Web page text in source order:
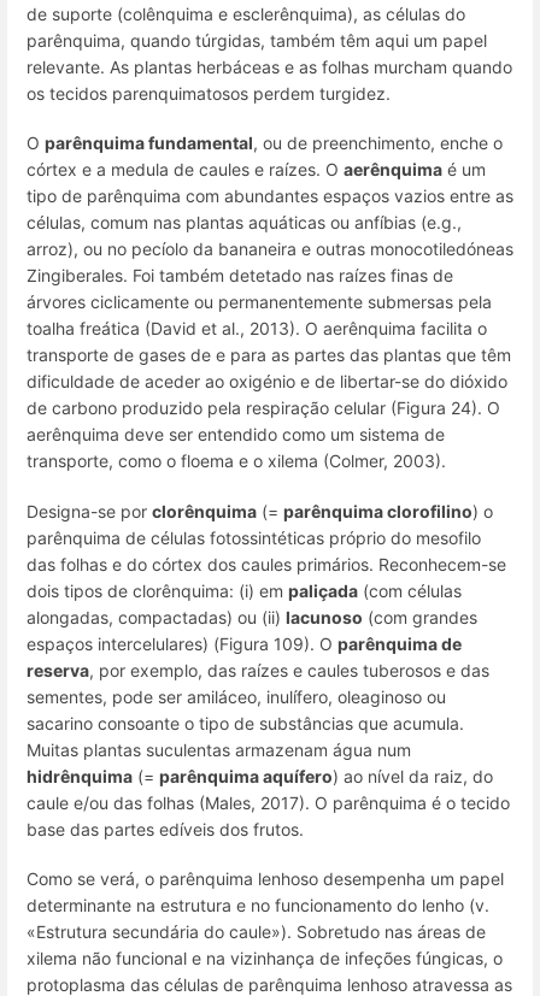
de suporte (colênquima e esclerênquima), as células do
parênquima, quando túrgidas, também têm aqui um papel
relevante. As plantas herbáceas e as folhas murcham quando
os tecidos parenquimatosos perdem turgidez.
O parênquima fundamental, ou de preenchimento, enche o
córtex e a medula de caules e raízes. O aerênquima é um
tipo de parênquima com abundantes espaços vazios entre as
células, comum nas plantas aquáticas ou anfíbias (e.g.,
arroz), ou no pecíolo da bananeira e outras monocotiledóneas
Zingiberales. Foi também detetado nas raízes finas de
árvores ciclicamente ou permanentemente submersas pela
toalha freática (David et al., 2013). O aerênquima facilita o
transporte de gases de e para as partes das plantas que têm
dificuldade de aceder ao oxigénio e de libertar-se do dióxido
de carbono produzido pela respiração celular (Figura 24). O
aerênquima deve ser entendido como um sistema de
transporte, como o floema e o xilema (Colmer, 2003).
Designa-se por clorênquima (= parênquima clorofilino) o
parênquima de células fotossintéticas próprio do mesofilo
das folhas e do córtex dos caules primários. Reconhecem-se
dois tipos de clorênquima: (i) em paliçada (com células
alongadas, compactadas) ou (ii) lacunoso (com grandes
espaços intercelulares) (Figura 109). O parênquima de
reserva, por exemplo, das raízes e caules tuberosos e das
sementes, pode ser amiláceo, inulífero, oleaginoso ou
sacarino consoante o tipo de substâncias que acumula.
Muitas plantas suculentas armazenam água num
hidrênquima (= parênquima aquífero) ao nível da raiz, do
caule e/ou das folhas (Males, 2017). O parênquima é o tecido
base das partes edíveis dos frutos.
Como se verá, o parênquima lenhoso desempenha um papel
determinante na estrutura e no funcionamento do lenho (v.
«Estrutura secundária do caule»). Sobretudo nas áreas de
xilema não funcional e na vizinhança de infeções fúngicas, o
protoplasma das células de parênquima lenhoso atravessa as